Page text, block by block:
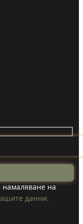
намаляване на
данни.